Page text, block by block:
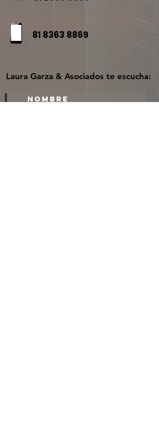
81 8363 8869
Laura Garza & Asociados te escucha: